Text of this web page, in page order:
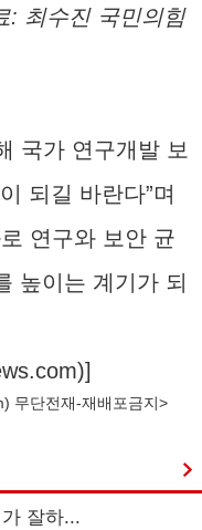
: 최수진 국민의힘
국가 연구개발 보
되길 바란다”며
연구와 보안 균
높이는 계기가 되
)]
) 무단전재-재배포금지>
잘하...